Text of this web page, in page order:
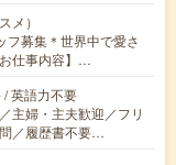
メ）
フ募集＊世界中で愛さ
仕事内容】…
英語力不要
主婦・主夫歓迎／フリ
／履歴書不要…